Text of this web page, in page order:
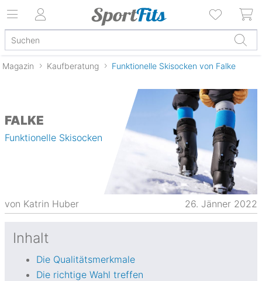
Magazin Kaufberatung Funktionelle Skisocken von Falke
FALKE
Funktionelle Skisocken
von Katrin Huber 26. Jänner 2022
Inhalt
Die Qualitätsmerkmale
Die richtige Wahl treffen